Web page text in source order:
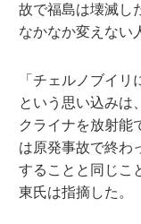
故で福島は壊滅し
なかなか変えない
「チェルノブイ
という思い込みは
クライナを放射能
は原発事故で終わ
することと同じこ
東氏は指摘した。